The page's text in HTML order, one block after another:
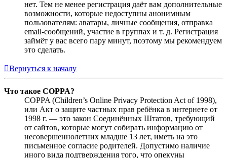
нет. Тем не менее регистрация даёт вам дополнительные
возможности, которые недоступны анонимным
пользователям: аватары, личные сообщения, отправка
email-сообщений, участие в группах и т. д. Регистрация
займёт у вас всего пару минут, поэтому мы рекомендуем
это сделать.
Вернуться к началу
Что такое COPPA?
COPPA (Children’s Online Privacy Protection Act of 1998),
или Акт о защите частных прав ребёнка в интернете от
1998 г. — это закон Соединённых Штатов, требующий
от сайтов, которые могут собирать информацию от
несовершеннолетних младше 13 лет, иметь на это
письменное согласие родителей. Допустимо наличие
иного вида подтверждения того, что опекуны